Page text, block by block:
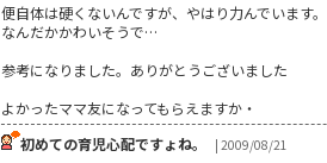
便自体は硬くないんですが、やはり力んでいます。
なんだかかわいそうで…
参考になりました。ありがとうございました
よかったママ友になってもらえますか・
初めての育児心配ですょね。
| 2009/08/21